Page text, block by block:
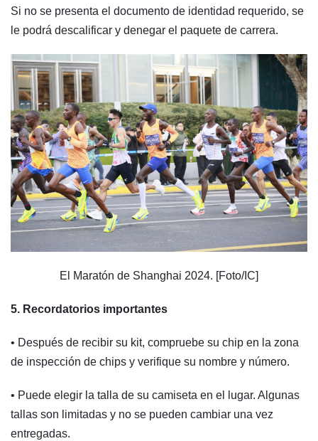
Si no se presenta el documento de identidad requerido, se
le podrá descalificar y denegar el paquete de carrera.
El Maratón de Shanghai 2024. [Foto/IC]
5. Recordatorios importantes
• Después de recibir su kit, compruebe su chip en la zona
de inspección de chips y verifique su nombre y número.
• Puede elegir la talla de su camiseta en el lugar. Algunas
tallas son limitadas y no se pueden cambiar una vez
entregadas.